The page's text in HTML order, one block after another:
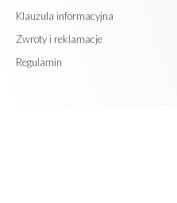
Klauzula informacyjna
Zwroty i reklamacje
Regulamin